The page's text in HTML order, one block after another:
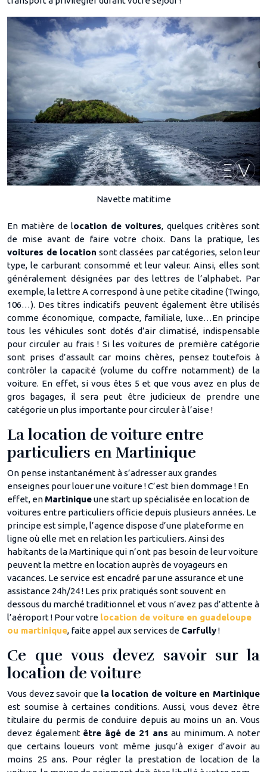
Navette matitime
En matière de location de voitures, quelques critères sont
de mise avant de faire votre choix. Dans la pratique, les
voitures de location sont classées par catégories, selon leur
type, le carburant consommé et leur valeur. Ainsi, elles sont
généralement désignées par des lettres de l’alphabet. Par
exemple, la lettre A correspond à une petite citadine (Twingo,
106…). Des titres indicatifs peuvent également être utilisés
comme économique, compacte, familiale, luxe…En principe
tous les véhicules sont dotés d’air climatisé, indispensable
pour circuler au frais ! Si les voitures de première catégorie
sont prises d’assault car moins chères, pensez toutefois à
contrôler la capacité (volume du coffre notamment) de la
voiture. En effet, si vous êtes 5 et que vous avez en plus de
gros bagages, il sera peut être judicieux de prendre une
catégorie un plus importante pour circuler à l’aise !
La location de voiture entre
particuliers en Martinique
On pense instantanément à s’adresser aux grandes
enseignes pour louer une voiture ! C’est bien dommage ! En
effet, en Martiniqueune start up spécialisée en location de
voitures entre particuliers officie depuis plusieurs années. Le
principe est simple, l’agence dispose d’une plateforme en
ligne où elle met en relation les particuliers. Ainsi des
habitants de la Martinique qui n’ont pas besoin de leur voiture
peuvent la mettre en location auprès de voyageurs en
vacances. Le service est encadré par une assurance et une
assistance 24h/24 ! Les prix pratiqués sont souvent en
dessous du marché traditionnel et vous n’avez pas d’attente à
l’aéroport ! Pour votre location de voiture en guadeloupe
ou martinique, faite appel aux services de Carfully!
Ce que vous devez savoir sur la
location de voiture
Vous devez savoir que la location de voiture en Martinique
est soumise à certaines conditions. Aussi, vous devez être
titulaire du permis de conduire depuis au moins un an. Vous
devez également être âgé de 21 ans au minimum. A noter
que certains loueurs vont même jusqu’à exiger d’avoir au
moins 25 ans. Pour régler la prestation de location de la